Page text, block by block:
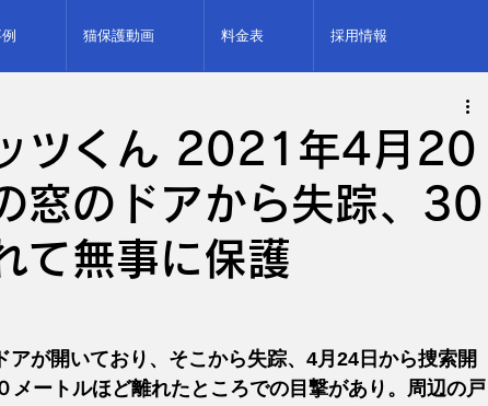
猫保護動画 料金表 採用情報
ツくん 2021年4月20
窓のドアから失踪、30
て無事に保護
が開いており、そこから失踪、4月24日から捜索開
メートルほど離れたところでの目撃があり。周辺の戸